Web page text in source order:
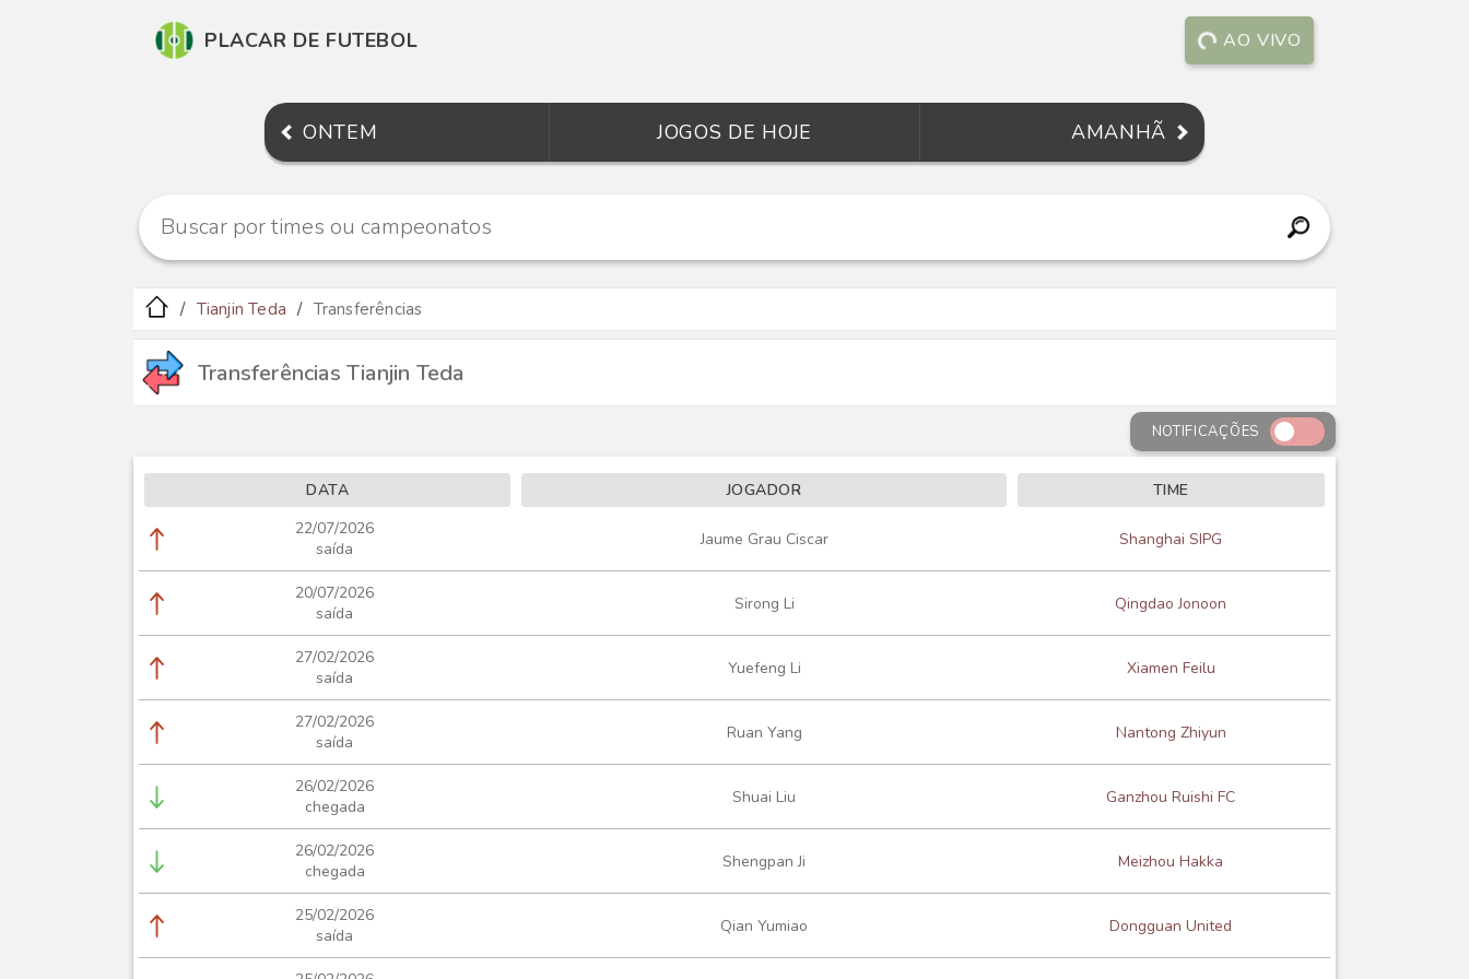
PLACAR DE FUTEBOL AO VIVO
ONTEM JOGOS DE HOJE AMANHÃ
Tianjin Teda Transferências
Transferências Tianjin Teda
NOTIFICAÇÕES
DATA JOGADOR
TIME
22/07/2026
saída
Jaume Grau Ciscar Shanghai SIPG
20/07/2026
saída
Sirong Li Qingdao Jonoon
27/02/2026
saída
Yuefeng Li Xiamen Feilu
27/02/2026
saída
Ruan Yang Nantong Zhiyun
26/02/2026
chegada
Shuai Liu Ganzhou Ruishi FC
26/02/2026
chegada
Shengpan Ji Meizhou Hakka
25/02/2026
saída
Qian Yumiao Dongguan United